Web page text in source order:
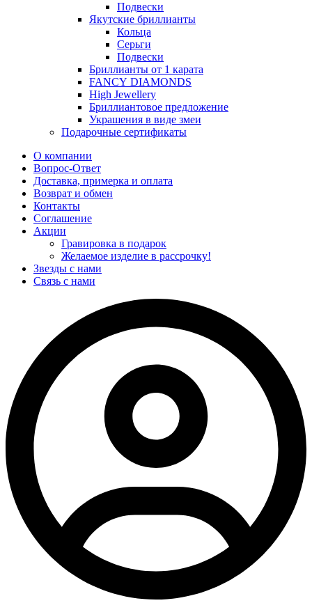
Подвески
Якутские бриллианты
Кольца
Серьги
Подвески
Бриллианты от 1 карата
FANCY DIAMONDS
High Jewellery
Бриллиантовое предложение
Украшения в виде змеи
Подарочные сертификаты
О компании
Вопрос-Ответ
Доставка, примерка и оплата
Возврат и обмен
Контакты
Соглашение
Акции
Гравировка в подарок
Желаемое изделие в рассрочку!
Звезды с нами
Связь с нами